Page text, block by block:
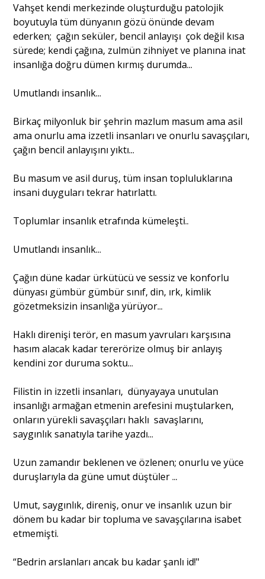
Ankara Analiz
Sağlık
Vahşet kendi merkezinde oluşturduğu patolojik
boyutuyla tüm dünyanın gözü önünde devam
ederken; çağın seküler, bencil anlayışı çok değil kısa
sürede; kendi çağına, zulmün zihniyet ve planına inat
insanlığa doğru dümen kırmış durumda...
Umutlandı insanlık...
Birkaç milyonluk bir şehrin mazlum masum ama asil
ama onurlu ama izzetli insanları ve onurlu savaşçıları,
çağın bencil anlayışını yıktı...
Bu masum ve asil duruş, tüm insan topluluklarına
insani duyguları tekrar hatırlattı.
Toplumlar insanlık etrafında kümeleşti..
Umutlandı insanlık...
Çağın düne kadar ürkütücü ve sessiz ve konforlu
dünyası gümbür gümbür sınıf, din, ırk, kimlik
gözetmeksizin insanlığa yürüyor...
Haklı direnişi terör, en masum yavruları karşısına
hasım alacak kadar tererörize olmuş bir anlayış
kendini zor duruma soktu...
Filistin in izzetli insanları, dünyayaya unutulan
insanlığı armağan etmenin arefesini muştularken,
onların yürekli savaşçıları haklı savaşlarını,
saygınlık sanatıyla tarihe yazdı...
Uzun zamandır beklenen ve özlenen; onurlu ve yüce
duruşlarıyla da güne umut düştüler ...
Umut, saygınlık, direniş, onur ve insanlık uzun bir
dönem bu kadar bir topluma ve savaşçılarına isabet
etmemişti.
“Bedrin arslanları ancak bu kadar şanlı id!"